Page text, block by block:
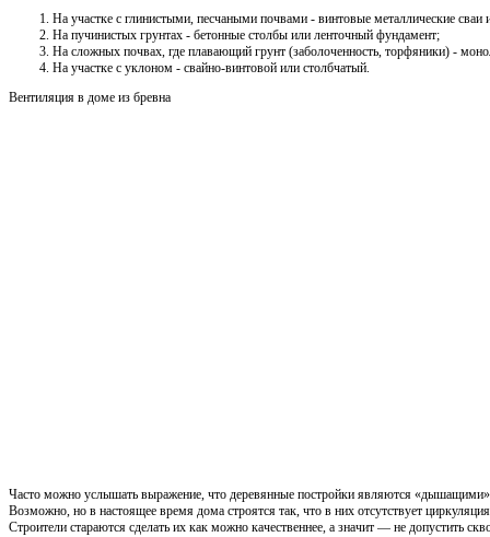
На участке с глинистыми, песчаными почвами - винтовые металлические
На пучинистых грунтах - бетонные столбы или ленточный фундамент;
На сложных почвах, где плавающий грунт (заболоченность, торфяники) -
На участке с уклоном - свайно-винтовой или столбчатый.
Вентиляция в доме из бревна
Часто можно услышать выражение, что деревянные постройки являются
Возможно, но в настоящее время дома строятся так, что в них отсутствует
Строители стараются сделать их как можно качественнее, а значит — не допустить